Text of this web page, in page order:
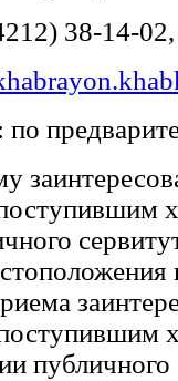
38-14-
публичного